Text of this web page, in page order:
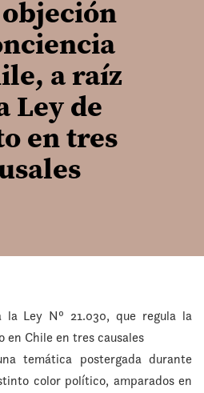
a raíz
Ley de
en tres
la Ley Nº 21.030, que regula la
en Chile en tres causales
temática postergada durante
color político, amparados en